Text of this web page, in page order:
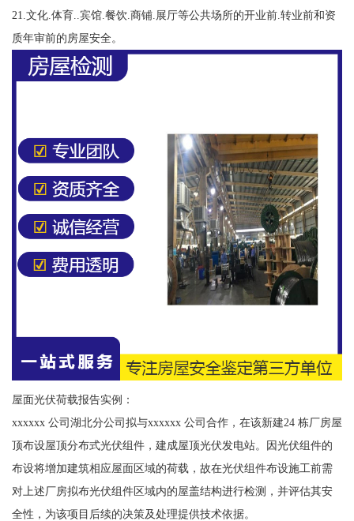
21.文化.体育..宾馆.餐饮.商铺.展厅等公共场所的开业前.转业前和资
质年审前的房屋安全。
屋面光伏荷载报告实例：
xxxxxx 公司湖北分公司拟与xxxxxx 公司合作，在该新建24 栋厂房屋
顶布设屋顶分布式光伏组件，建成屋顶光伏发电站。因光伏组件的
布设将增加建筑相应屋面区域的荷载，故在光伏组件布设施工前需
对上述厂房拟布光伏组件区域内的屋盖结构进行检测，并评估其安
全性，为该项目后续的决策及处理提供技术依据。